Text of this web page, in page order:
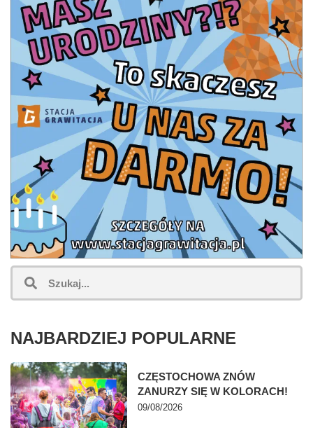
NAJBARDZIEJ POPULARNE
CZĘSTOCHOWA ZNÓW
ZANURZY SIĘ W KOLORACH!
09/08/2026